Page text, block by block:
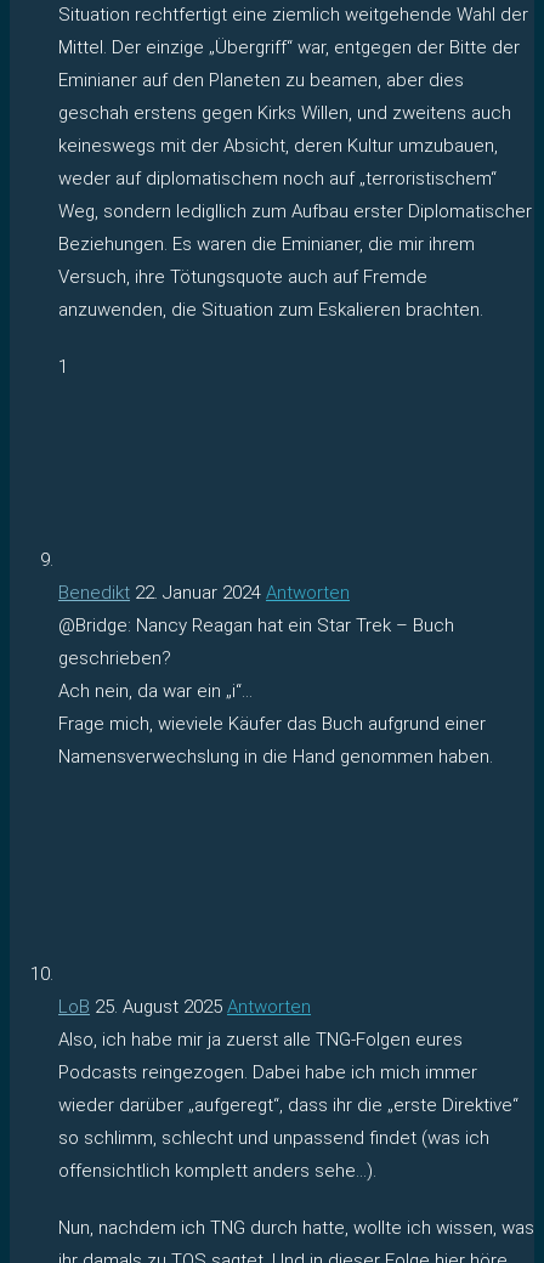
Situation rechtfertigt eine ziemlich weitgehende Wahl der
Mittel. Der einzige „Übergriff“ war, entgegen der Bitte der
Eminianer auf den Planeten zu beamen, aber dies
geschah erstens gegen Kirks Willen, und zweitens auch
keineswegs mit der Absicht, deren Kultur umzubauen,
weder auf diplomatischem noch auf „terroristischem“
Weg, sondern ledigllich zum Aufbau erster Diplomatischer
Beziehungen. Es waren die Eminianer, die mir ihrem
Versuch, ihre Tötungsquote auch auf Fremde
anzuwenden, die Situation zum Eskalieren brachten.
1
Benedikt 22. Januar 2024 Antworten
@Bridge: Nancy Reagan hat ein Star Trek – Buch
geschrieben?
Ach nein, da war ein „i“…
Frage mich, wieviele Käufer das Buch aufgrund einer
Namensverwechslung in die Hand genommen haben.
LoB 25. August 2025 Antworten
Also, ich habe mir ja zuerst alle TNG-Folgen eures
Podcasts reingezogen. Dabei habe ich mich immer
wieder darüber „aufgeregt“, dass ihr die „erste Direktive“
so schlimm, schlecht und unpassend findet (was ich
offensichtlich komplett anders sehe…).
Nun, nachdem ich TNG durch hatte, wollte ich wissen, was